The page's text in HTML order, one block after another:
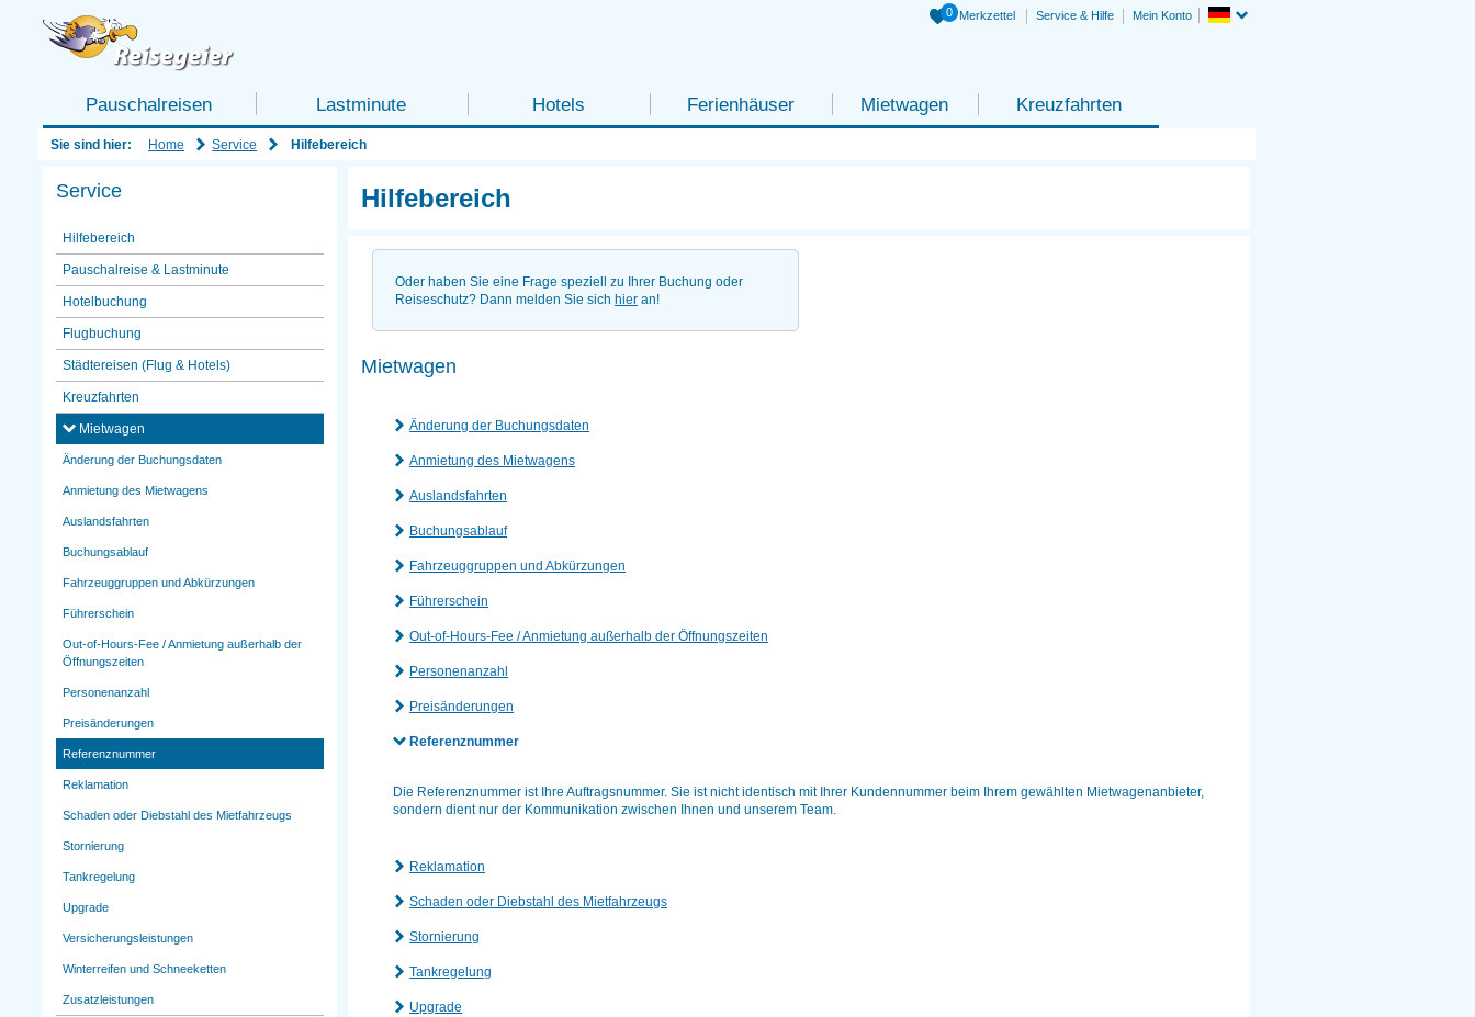
Pauschalreisen Lastminute Hotels Ferienhäuser Mietwagen Kreuzfahrten
0 Merkzettel Service & Hilfe Mein Konto
Sie sind hier: Home Service Hilfebereich
Hilfebereich
Oder haben Sie eine Frage speziell zu Ihrer Buchung oder
Reiseschutz? Dann melden Sie sich hieran!
Mietwagen
Änderung der Buchungsdaten
Anmietung des Mietwagens
Auslandsfahrten
Buchungsablauf
Fahrzeuggruppen und Abkürzungen
Führerschein
Out-of-Hours-Fee / Anmietung außerhalb der Öffnungszeiten
Personenanzahl
Preisänderungen
Referenznummer
Die Referenznummer ist Ihre Auftragsnummer. Sie ist nicht identisch mit Ihrer Kundennummer beim Ihrem gewählten Mietwagenanbieter,
sondern dient nur der Kommunikation zwischen Ihnen und unserem Team.
Reklamation
Schaden oder Diebstahl des Mietfahrzeugs
Stornierung
Tankregelung
Upgrade
Service
Hilfebereich
Pauschalreise & Lastminute
Hotelbuchung
Flugbuchung
Städtereisen (Flug & Hotels)
Kreuzfahrten
Mietwagen
Änderung der Buchungsdaten
Anmietung des Mietwagens
Auslandsfahrten
Buchungsablauf
Fahrzeuggruppen und Abkürzungen
Führerschein
Out-of-Hours-Fee / Anmietung außerhalb der
Öffnungszeiten
Personenanzahl
Preisänderungen
Referenznummer
Reklamation
Schaden oder Diebstahl des Mietfahrzeugs
Stornierung
Tankregelung
Upgrade
Versicherungsleistungen
Winterreifen und Schneeketten
Zusatzleistungen